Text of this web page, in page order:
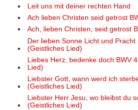
Leit uns mit deiner rechten Hand
Ach lieben Christen seid getrost
Ach, lieben Christen, seid getrost
Der lieben Sonne Licht und Pracht
(Geistliches Lied)
Liebes Herz, bedenke doch BWV
Lied)
Liebster Gott, wann werd ich
(Geistliches Lied)
Liebster Herr Jesu, wo bleibst du
(Geistliches Lied)